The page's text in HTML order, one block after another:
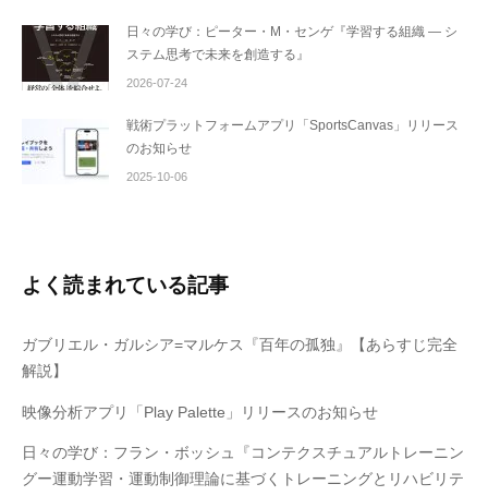
日々の学び：ピーター・M・センゲ『学習する組織 ― シ
ステム思考で未来を創造する』
2026-07-24
戦術プラットフォームアプリ「SportsCanvas」リリース
のお知らせ
2025-10-06
よく読まれている記事
ガブリエル・ガルシア=マルケス『百年の孤独』【あらすじ完全
解説】
映像分析アプリ「Play Palette」リリースのお知らせ
日々の学び：フラン・ボッシュ『コンテクスチュアルトレーニン
グー運動学習・運動制御理論に基づくトレーニングとリハビリテ